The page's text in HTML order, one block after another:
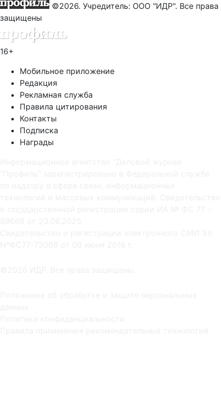
©2026. Учредитель: ООО "ИДР". Все права
защищены
16+
Мобильное приложение
Редакция
Рекламная служба
Правила цитирования
Контакты
Подписка
Награды